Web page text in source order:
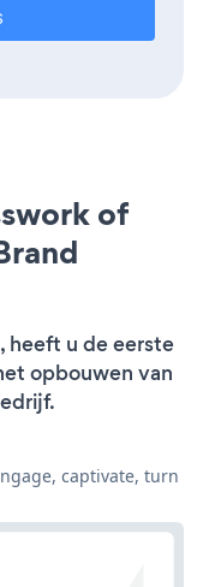
of
heeft u de eerste
opbouwen van
captivate, turn